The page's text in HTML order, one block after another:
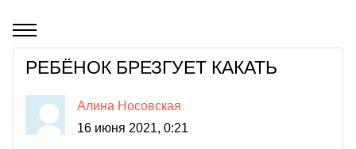
РЕБЁНОК БРЕЗГУЕТ КАКАТЬ
Алина Носовская
16 июня 2021, 0:21